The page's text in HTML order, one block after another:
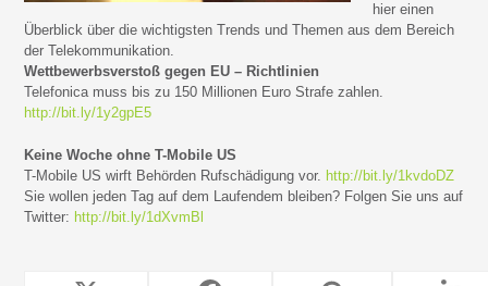
hier einen
Überblick über die wichtigsten Trends und Themen aus dem Bereich
der Telekommunikation.
Wettbewerbsverstoß gegen EU – Richtlinien
Telefonica muss bis zu 150 Millionen Euro Strafe zahlen.
http://bit.ly/1y2gpE5
Keine Woche ohne T-Mobile US
T-Mobile US wirft Behörden Rufschädigung vor. http://bit.ly/1kvdoDZ
Sie wollen jeden Tag auf dem Laufendem bleiben? Folgen Sie uns auf
Twitter: http://bit.ly/1dXvmBl